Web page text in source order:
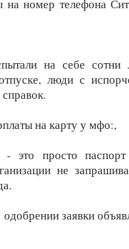
номер телефона
на себе сотни
люди с
на карту у мфо:,
это просто
не
заявки